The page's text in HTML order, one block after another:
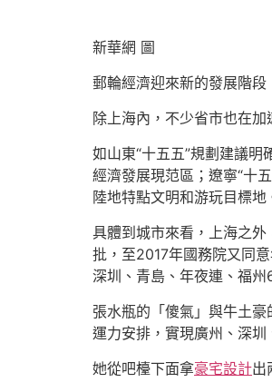
新華網 圖
郵輪經濟迎來新的發展階段
除上海內，不少省市也在加
如山東“十五五”規劃建議
經濟發展現范區；遼寧“十
陸地特點文明和游玩目標地
具體到城市來看，上海之
批，至2017年國務院又同
深圳、青島、年夜連、福
張水瓶的「傻氣」與牛土
運力安排，實現廣州、深
她從吧檯下面拿豪宅設計出